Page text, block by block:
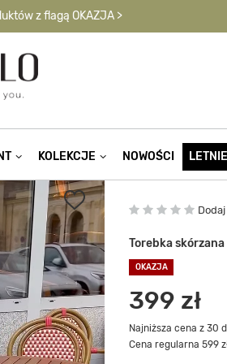
z flagą OKAZJA >
KOLEKCJE NOWOŚCI
Torebka
OKAZJA
399 zł
Najniższa cena z 30
Cena regularna 599